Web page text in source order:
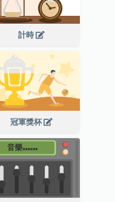
計時
冠軍獎杯